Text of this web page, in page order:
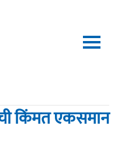
किंमत एकसमान